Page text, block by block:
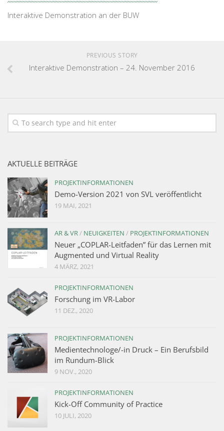
Interaktive Demonstration an der BUW
PREVIOUS STORY
Interaktive Demonstration – 24. November 2016
AKTUELLE BEITRÄGE
PROJEKTINFORMATIONEN
Demo-Version 2021 von SVL veröffentlicht
19 MAI, 2021
AR & VR/ NEUIGKEITEN / PROJEKTINFORMATIONEN
Neuer „COPLAR-Leitfaden” für das Lernen mit
Augmented und Virtual Reality
4 MÄRZ, 2021
PROJEKTINFORMATIONEN
Forschung im VR-Labor
11 DEZ., 2020
PROJEKTINFORMATIONEN
Medientechnologe/-in Druck – Ein Berufsbild
im Rundum-Blick
9 NOV., 2020
PROJEKTINFORMATIONEN
Kick-Off Community of Practice
10 JULI, 2020